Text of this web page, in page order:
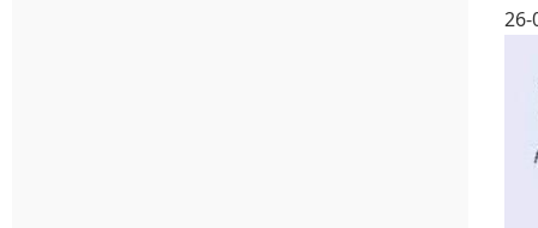
26-